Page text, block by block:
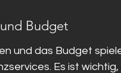
Budget
und das Budget
Es ist